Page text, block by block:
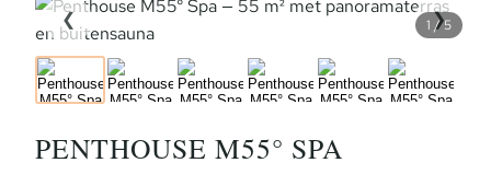
❮ ❯
1 / 5
PENTHOUSE M55° SPA